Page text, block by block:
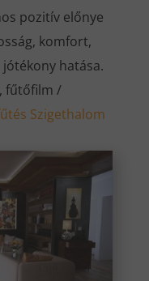
pozitív előnye
komfort,
hatása.
fűtőfilm /
Szigethalom